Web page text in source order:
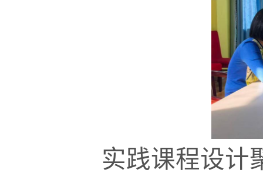
实践课程设计